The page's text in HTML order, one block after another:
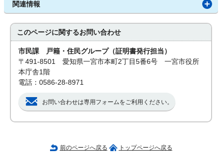
関連情報
このページに関するお問い合わせ
市民課 戸籍・住民グループ（証明書発行担当）
〒491-8501 愛知県一宮市本町2丁目5番6号 一宮市役所
本庁舎1階
電話：0586-28-8971
お問い合わせは専用フォームをご利用ください。
前のページへ戻る トップページへ戻る